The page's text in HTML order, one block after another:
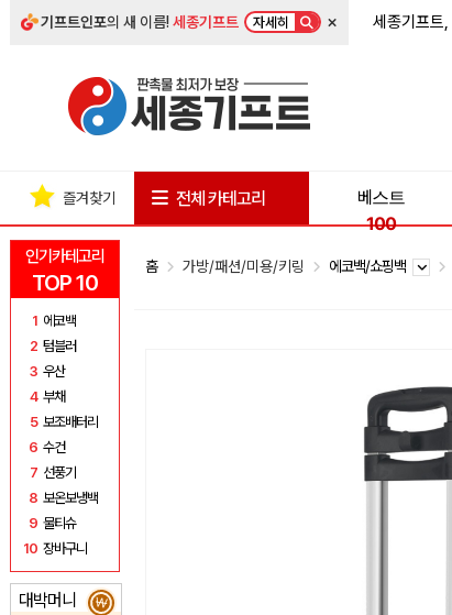
기프트인포의 새 이름!세종기프트 자세히 × 세종기프트,
인기카테고리
TOP 10
1 에코백
2 텀블러
3 우산
4 부채
5 보조배터리
6 수건
7 선풍기
8 보온보냉백
9 물티슈
10 장바구니
대박머니 ₩
즐겨찾기 전체 카테고리
베스트
100
홈 가방/패션/미용/키링 에코백/쇼핑백